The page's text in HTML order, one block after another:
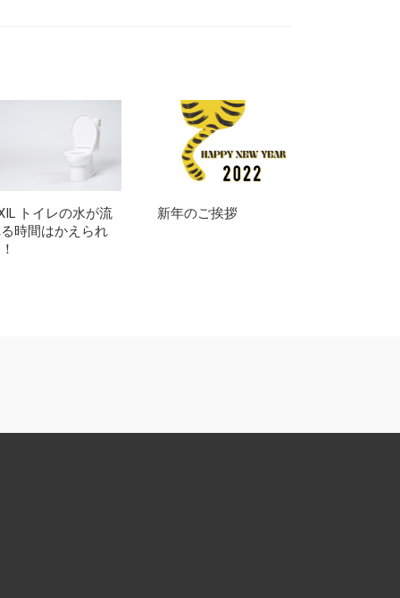
トイレの水が流
時間はかえられ
新年のご挨拶